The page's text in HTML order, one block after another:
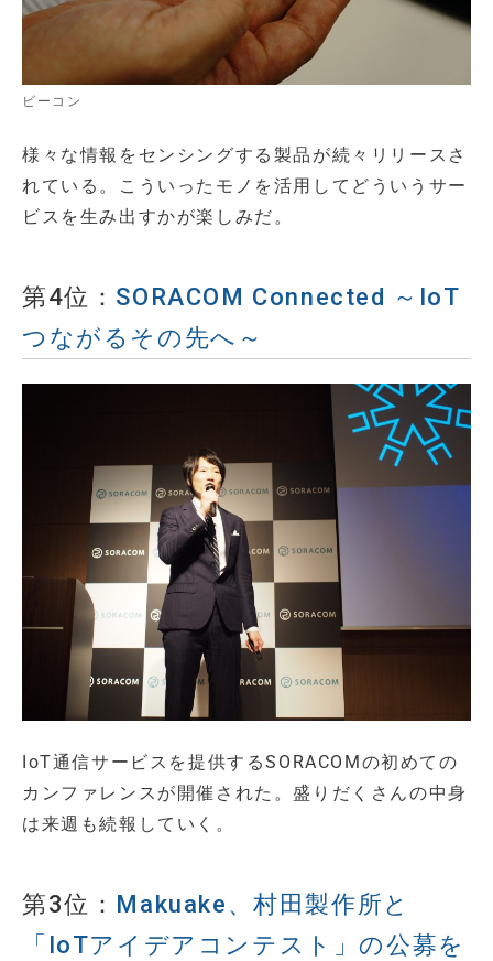
ビーコン
様々な情報をセンシングする製品が続々リリースさ
れている。こういったモノを活用してどういうサー
ビスを生み出すかが楽しみだ。
第4位： SORACOM Connected ～IoT
つながるその先へ～
IoT通信サービスを提供するSORACOMの初めての
カンファレンスが開催された。盛りだくさんの中身
は来週も続報していく。
第3位： Makuake、村田製作所と
「IoTアイデアコンテスト」の公募を